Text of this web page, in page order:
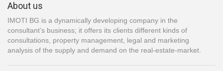
About us
IMOTI BG is a dynamically developing company in the
consultant’s business; it offers its clients different kinds of
consultations, property management, legal and marketing
analysis of the supply and demand on the real-estate-market.